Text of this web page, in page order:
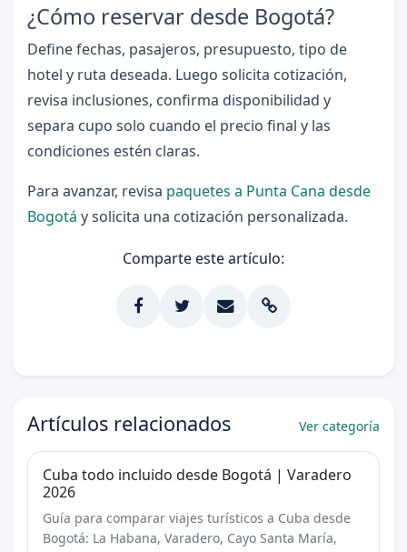
¿Cómo reservar desde Bogotá?
Define fechas, pasajeros, presupuesto, tipo de
hotel y ruta deseada. Luego solicita cotización,
revisa inclusiones, confirma disponibilidad y
separa cupo solo cuando el precio final y las
condiciones estén claras.
Para avanzar, revisa paquetes a Punta Cana desde
Bogotá y solicita una cotización personalizada.
Comparte este artículo:
Artículos relacionados Ver categoría
Cuba todo incluido desde Bogotá | Varadero
2026
Guía para comparar viajes turísticos a Cuba desde
Bogotá: La Habana, Varadero, Cayo Santa María,